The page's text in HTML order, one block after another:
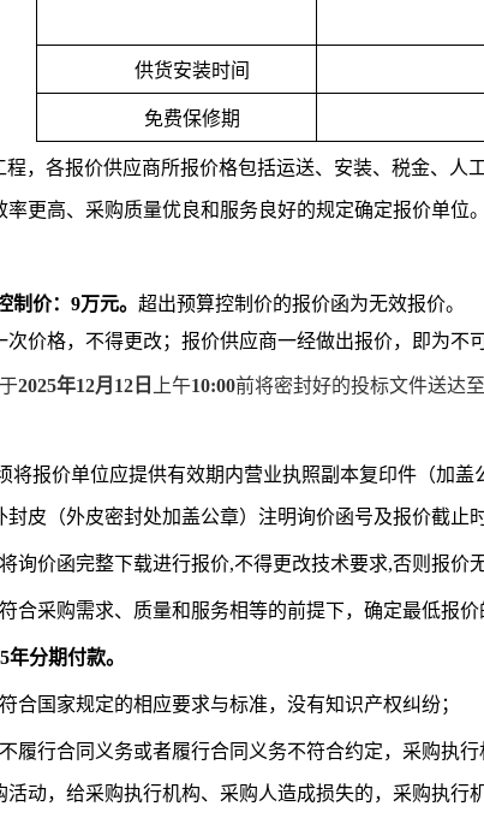
供货安装时间
免费保修期
程，各报价供应商所报价格包括运送、安装、税金、
更高、采购质量优良和服务良好的规定确定报价单位。
制价：9万元。超出预算控制价的报价函为无效报价。
价格，不得更改；报价供应商一经做出报价，即为不
2025年12月12 日 上午10:00前将密封好的投标文件送达
将报价单位应提供有效期内营业执照副本复印件（加盖
皮（外皮密封处加盖公章）注明询价函号及报价截止
询价函完整下载进行报价,不得更改技术要求,否则报价无
合采购需求、质量和服务相等的前提下，确定最低报价
年分期付款。
合国家规定的相应要求与标准，没有知识产权纠纷；
履行合同义务或者履行合同义务不符合约定，采购执
动，给采购执行机构、采购人造成损失的，采购执行